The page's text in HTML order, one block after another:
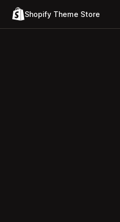
Shopify Theme Store